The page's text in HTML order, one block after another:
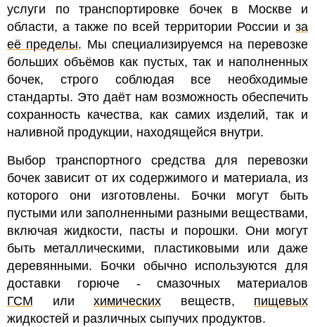
услуги по транспортировке бочек в Москве и
области, а также по всей территории России и за
её пределы. Мы специализируемся на перевозке
больших объёмов как пустых, так и наполненных
бочек, строго соблюдая все необходимые
стандарты. Это даёт нам возможность обеспечить
сохранность качества, как самих изделий, так и
наливной продукции, находящейся внутри.
Выбор транспортного средства для перевозки
бочек зависит от их содержимого и материала, из
которого они изготовлены. Бочки могут быть
пустыми или заполненными разными веществами,
включая жидкости, пасты и порошки. Они могут
быть металлическими, пластиковыми или даже
деревянными. Бочки обычно используются для
доставки горюче - смазочных материалов
ГСМ или химических веществ, пищевых
жидкостей и различных сыпучих продуктов.